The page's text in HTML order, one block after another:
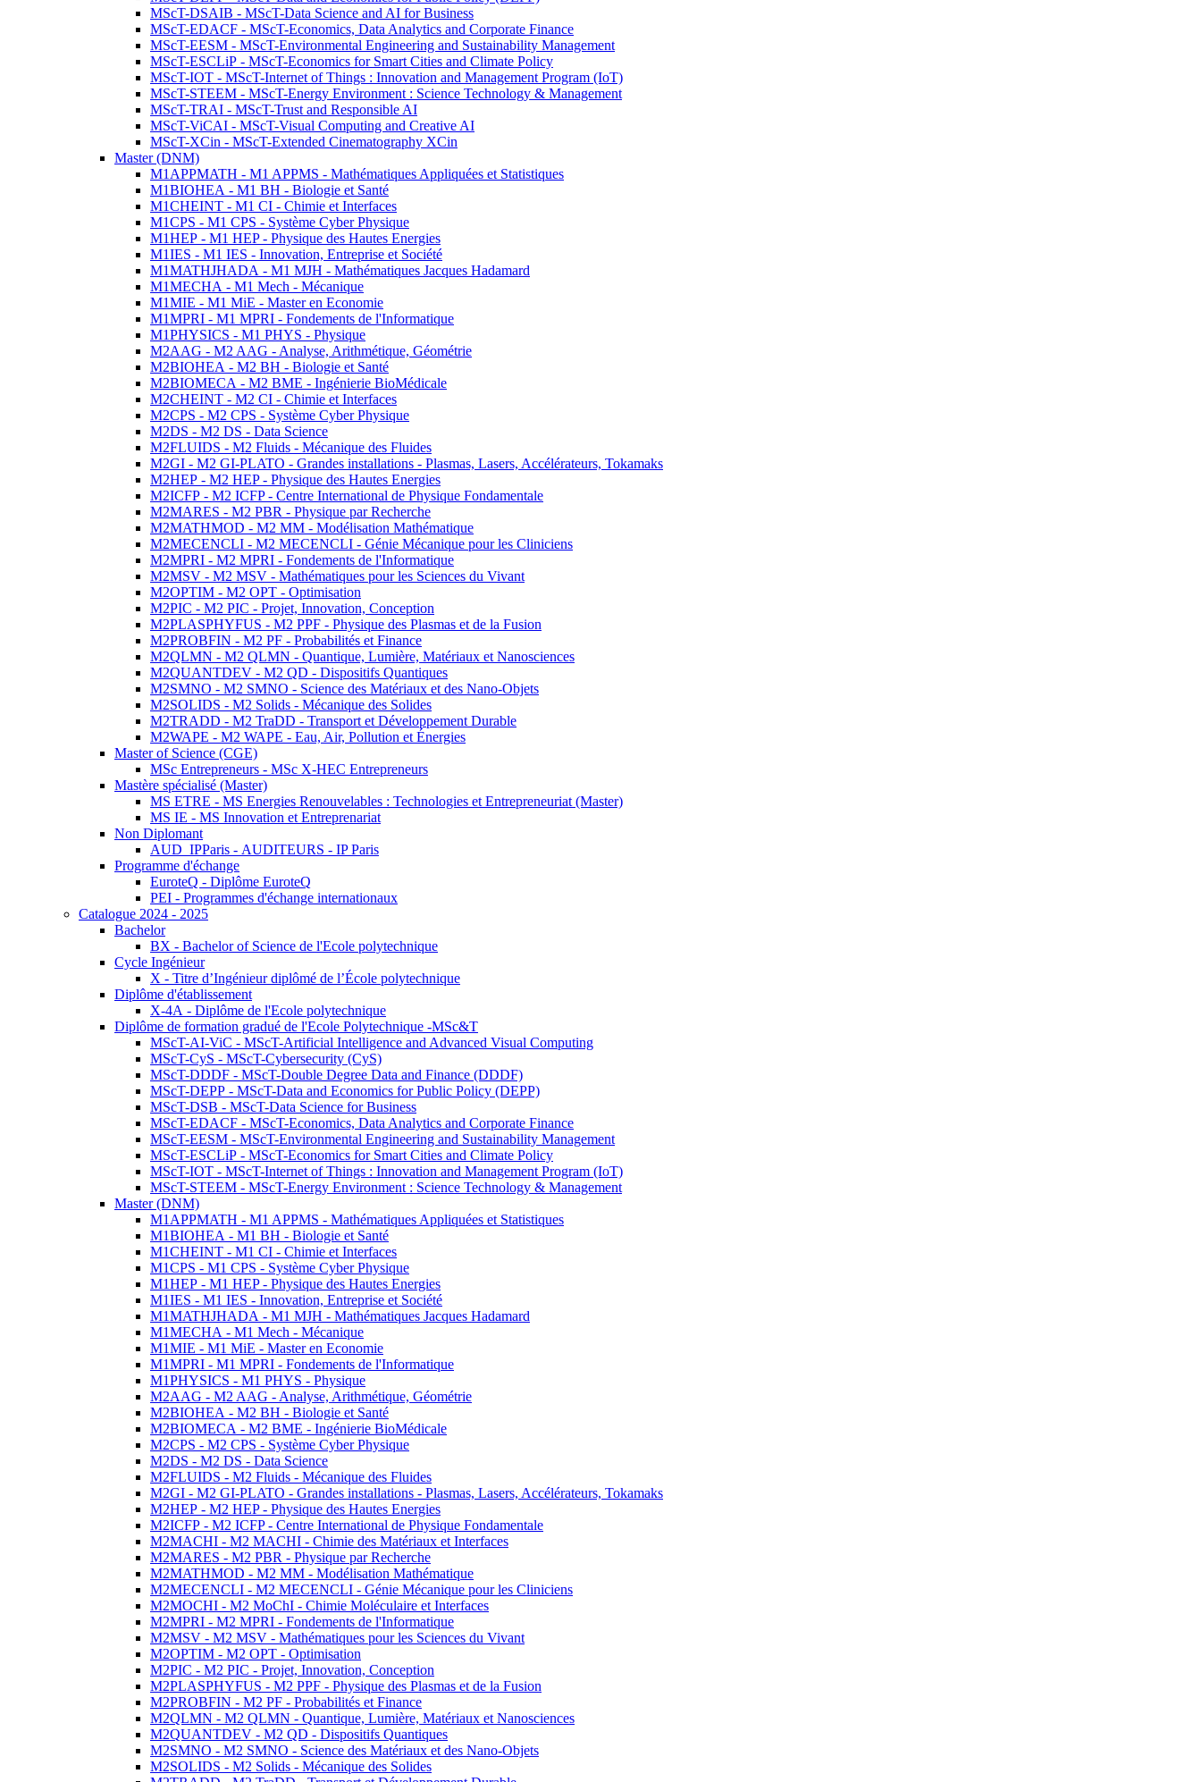
MScT-DSAIB - MScT-Data Science and AI for Business
MScT-EDACF - MScT-Economics, Data Analytics and Corporate Finance
MScT-EESM - MScT-Environmental Engineering and Sustainability Management
MScT-ESCLiP - MScT-Economics for Smart Cities and Climate Policy
MScT-IOT - MScT-Internet of Things : Innovation and Management Program (IoT)
MScT-STEEM - MScT-Energy Environment : Science Technology & Management
MScT-TRAI - MScT-Trust and Responsible AI
MScT-ViCAI - MScT-Visual Computing and Creative AI
MScT-XCin - MScT-Extended Cinematography XCin
Master (DNM)
M1APPMATH - M1 APPMS - Mathématiques Appliquées et Statistiques
M1BIOHEA - M1 BH - Biologie et Santé
M1CHEINT - M1 CI - Chimie et Interfaces
M1CPS - M1 CPS - Système Cyber Physique
M1HEP - M1 HEP - Physique des Hautes Energies
M1IES - M1 IES - Innovation, Entreprise et Société
M1MATHJHADA - M1 MJH - Mathématiques Jacques Hadamard
M1MECHA - M1 Mech - Mécanique
M1MIE - M1 MiE - Master en Economie
M1MPRI - M1 MPRI - Fondements de l'Informatique
M1PHYSICS - M1 PHYS - Physique
M2AAG - M2 AAG - Analyse, Arithmétique, Géométrie
M2BIOHEA - M2 BH - Biologie et Santé
M2BIOMECA - M2 BME - Ingénierie BioMédicale
M2CHEINT - M2 CI - Chimie et Interfaces
M2CPS - M2 CPS - Système Cyber Physique
M2DS - M2 DS - Data Science
M2FLUIDS - M2 Fluids - Mécanique des Fluides
M2GI - M2 GI-PLATO - Grandes installations - Plasmas, Lasers, Accélérateurs, Tokamaks
M2HEP - M2 HEP - Physique des Hautes Energies
M2ICFP - M2 ICFP - Centre International de Physique Fondamentale
M2MARES - M2 PBR - Physique par Recherche
M2MATHMOD - M2 MM - Modélisation Mathématique
M2MECENCLI - M2 MECENCLI - Génie Mécanique pour les Cliniciens
M2MPRI - M2 MPRI - Fondements de l'Informatique
M2MSV - M2 MSV - Mathématiques pour les Sciences du Vivant
M2OPTIM - M2 OPT - Optimisation
M2PIC - M2 PIC - Projet, Innovation, Conception
M2PLASPHYFUS - M2 PPF - Physique des Plasmas et de la Fusion
M2PROBFIN - M2 PF - Probabilités et Finance
M2QLMN - M2 QLMN - Quantique, Lumière, Matériaux et Nanosciences
M2QUANTDEV - M2 QD - Dispositifs Quantiques
M2SMNO - M2 SMNO - Science des Matériaux et des Nano-Objets
M2SOLIDS - M2 Solids - Mécanique des Solides
M2TRADD - M2 TraDD - Transport et Développement Durable
M2WAPE - M2 WAPE - Eau, Air, Pollution et Énergies
Master of Science (CGE)
MSc Entrepreneurs - MSc X-HEC Entrepreneurs
Mastère spécialisé (Master)
MS ETRE - MS Energies Renouvelables : Technologies et Entrepreneuriat (Master)
MS IE - MS Innovation et Entreprenariat
Non Diplomant
AUD_IPParis - AUDITEURS - IP Paris
Programme d'échange
EuroteQ - Diplôme EuroteQ
PEI - Programmes d'échange internationaux
Catalogue 2024 - 2025
Bachelor
BX - Bachelor of Science de l'Ecole polytechnique
Cycle Ingénieur
X - Titre d’Ingénieur diplômé de l’École polytechnique
Diplôme d'établissement
X-4A - Diplôme de l'Ecole polytechnique
Diplôme de formation gradué de l'Ecole Polytechnique -MSc&T
MScT-AI-ViC - MScT-Artificial Intelligence and Advanced Visual Computing
MScT-CyS - MScT-Cybersecurity (CyS)
MScT-DDDF - MScT-Double Degree Data and Finance (DDDF)
MScT-DEPP - MScT-Data and Economics for Public Policy (DEPP)
MScT-DSB - MScT-Data Science for Business
MScT-EDACF - MScT-Economics, Data Analytics and Corporate Finance
MScT-EESM - MScT-Environmental Engineering and Sustainability Management
MScT-ESCLiP - MScT-Economics for Smart Cities and Climate Policy
MScT-IOT - MScT-Internet of Things : Innovation and Management Program (IoT)
MScT-STEEM - MScT-Energy Environment : Science Technology & Management
Master (DNM)
M1APPMATH - M1 APPMS - Mathématiques Appliquées et Statistiques
M1BIOHEA - M1 BH - Biologie et Santé
M1CHEINT - M1 CI - Chimie et Interfaces
M1CPS - M1 CPS - Système Cyber Physique
M1HEP - M1 HEP - Physique des Hautes Energies
M1IES - M1 IES - Innovation, Entreprise et Société
M1MATHJHADA - M1 MJH - Mathématiques Jacques Hadamard
M1MECHA - M1 Mech - Mécanique
M1MIE - M1 MiE - Master en Economie
M1MPRI - M1 MPRI - Fondements de l'Informatique
M1PHYSICS - M1 PHYS - Physique
M2AAG - M2 AAG - Analyse, Arithmétique, Géométrie
M2BIOHEA - M2 BH - Biologie et Santé
M2BIOMECA - M2 BME - Ingénierie BioMédicale
M2CPS - M2 CPS - Système Cyber Physique
M2DS - M2 DS - Data Science
M2FLUIDS - M2 Fluids - Mécanique des Fluides
M2GI - M2 GI-PLATO - Grandes installations - Plasmas, Lasers, Accélérateurs, Tokamaks
M2HEP - M2 HEP - Physique des Hautes Energies
M2ICFP - M2 ICFP - Centre International de Physique Fondamentale
M2MACHI - M2 MACHI - Chimie des Matériaux et Interfaces
M2MARES - M2 PBR - Physique par Recherche
M2MATHMOD - M2 MM - Modélisation Mathématique
M2MECENCLI - M2 MECENCLI - Génie Mécanique pour les Cliniciens
M2MOCHI - M2 MoChI - Chimie Moléculaire et Interfaces
M2MPRI - M2 MPRI - Fondements de l'Informatique
M2MSV - M2 MSV - Mathématiques pour les Sciences du Vivant
M2OPTIM - M2 OPT - Optimisation
M2PIC - M2 PIC - Projet, Innovation, Conception
M2PLASPHYFUS - M2 PPF - Physique des Plasmas et de la Fusion
M2PROBFIN - M2 PF - Probabilités et Finance
M2QLMN - M2 QLMN - Quantique, Lumière, Matériaux et Nanosciences
M2QUANTDEV - M2 QD - Dispositifs Quantiques
M2SMNO - M2 SMNO - Science des Matériaux et des Nano-Objets
M2SOLIDS - M2 Solids - Mécanique des Solides